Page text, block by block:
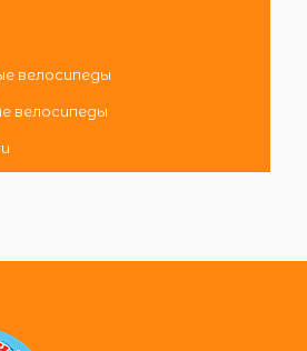
велосипеды
велосипеды